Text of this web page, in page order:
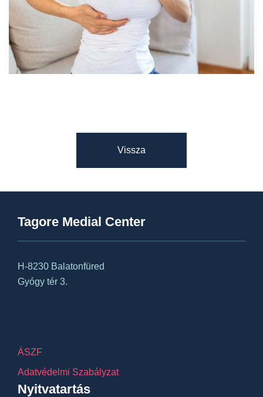
Vissza
Tagore Medial Center
H-8230 Balatonfüred
Gyógy tér 3.
ÁSZF
Adatvédelmi Szabályzat
Nyitvatartás